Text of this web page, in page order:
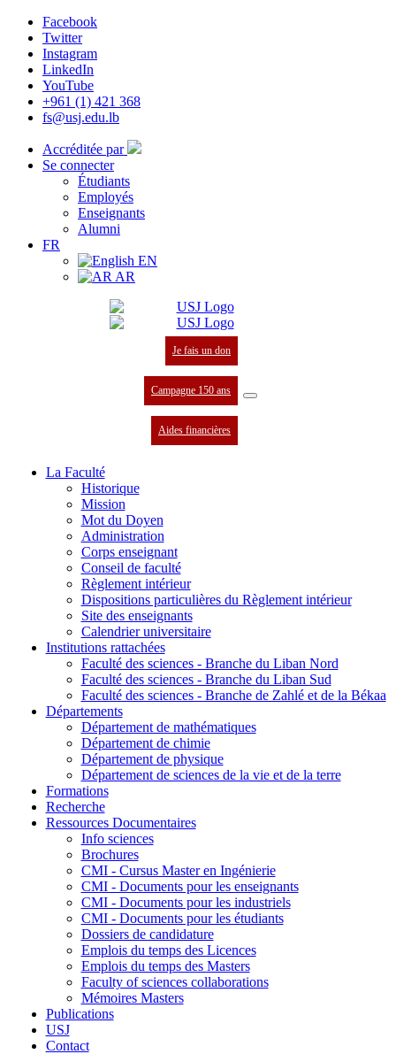
Facebook
Twitter
Instagram
LinkedIn
YouTube
+961 (1) 421 368
fs@usj.edu.lb
Accréditée par
Se connecter
Étudiants
Employés
Enseignants
Alumni
FR
EN
AR
Je fais un don
Campagne 150 ans
Aides financières
La Faculté
Historique
Mission
Mot du Doyen
Administration
Corps enseignant
Conseil de faculté
Règlement intérieur
Dispositions particulières du Règlement intérieur
Site des enseignants
Calendrier universitaire
Institutions rattachées
Faculté des sciences - Branche du Liban Nord
Faculté des sciences - Branche du Liban Sud
Faculté des sciences - Branche de Zahlé et de la Békaa
Départements
Département de mathématiques
Département de chimie
Département de physique
Département de sciences de la vie et de la terre
Formations
Recherche
Ressources Documentaires
Info sciences
Brochures
CMI - Cursus Master en Ingénierie
CMI - Documents pour les enseignants
CMI - Documents pour les industriels
CMI - Documents pour les étudiants
Dossiers de candidature
Emplois du temps des Licences
Emplois du temps des Masters
Faculty of sciences collaborations
Mémoires Masters
Publications
USJ
Contact